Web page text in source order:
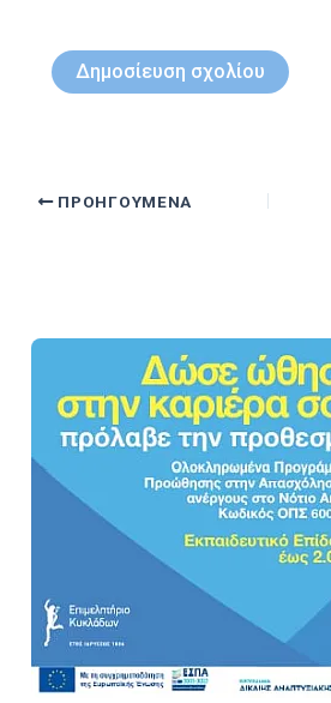
ΠΡΟΗΓΟΎΜΕΝΑ